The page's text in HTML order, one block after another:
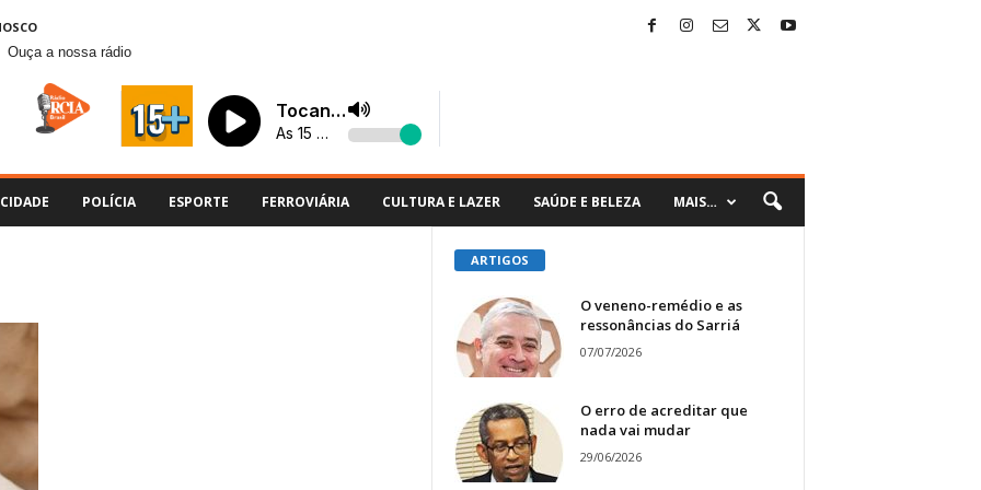
Ouça a nossa rádio
CIDADE POLÍCIA ESPORTE FERROVIÁRIA CULTURA E LAZER SAÚDE E BELEZA MAIS…
ARTIGOS
O veneno-remédio e as
ressonâncias do Sarriá
07/07/2026
O erro de acreditar que
nada vai mudar
29/06/2026